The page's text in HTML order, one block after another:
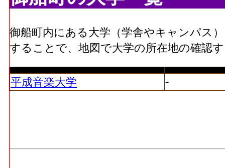
御船町内にある大学（学舎やキャンパス
することで、地図で大学の所在地の確認
平成音楽大学 -